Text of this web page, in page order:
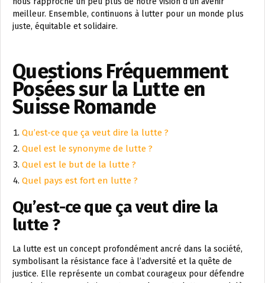
meilleur. Ensemble, continuons à lutter pour un monde plus
juste, équitable et solidaire.
Questions Fréquemment
Posées sur la Lutte en
Suisse Romande
Qu’est-ce que ça veut dire la lutte ?
Quel est le synonyme de lutte ?
Quel est le but de la lutte ?
Quel pays est fort en lutte ?
Qu’est-ce que ça veut dire la
lutte ?
La lutte est un concept profondément ancré dans la société,
symbolisant la résistance face à l’adversité et la quête de
justice. Elle représente un combat courageux pour défendre